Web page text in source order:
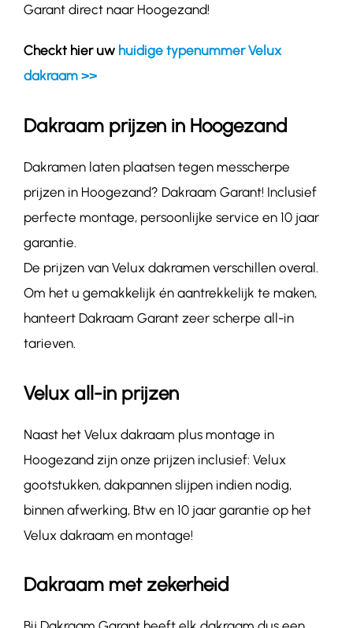
Garant direct naar Hoogezand!
Checkt hier uw huidige typenummer Velux
dakraam >>
Dakraam prijzen in Hoogezand
Dakramen laten plaatsen tegen messcherpe
prijzen in Hoogezand? Dakraam Garant! Inclusief
perfecte montage, persoonlijke service en 10 jaar
garantie.
De prijzen van Velux dakramen verschillen overal.
Om het u gemakkelijk én aantrekkelijk te maken,
hanteert Dakraam Garant zeer scherpe all-in
tarieven.
Velux all-in prijzen
Naast het Velux dakraam plus montage in
Hoogezand zijn onze prijzen inclusief: Velux
gootstukken, dakpannen slijpen indien nodig,
binnen afwerking, Btw en 10 jaar garantie op het
Velux dakraam en montage!
Dakraam met zekerheid